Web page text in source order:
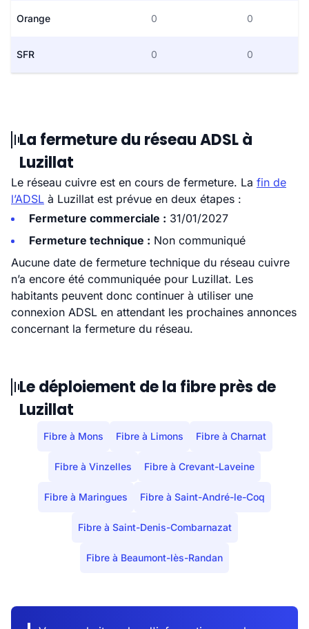
Orange 0 0
SFR 0 0
La fermeture du réseau ADSL à
Luzillat
Le réseau cuivre est en cours de fermeture. La fin de
l’ADSL à Luzillat est prévue en deux étapes :
Fermeture commerciale : 31/01/2027
Fermeture technique : Non communiqué
Aucune date de fermeture technique du réseau cuivre
n’a encore été communiquée pour Luzillat. Les
habitants peuvent donc continuer à utiliser une
connexion ADSL en attendant les prochaines annonces
concernant la fermeture du réseau.
Le déploiement de la fibre près de
Luzillat
Fibre à Mons Fibre à Limons Fibre à Charnat
Fibre à Vinzelles Fibre à Crevant-Laveine
Fibre à Maringues Fibre à Saint-André-le-Coq
Fibre à Saint-Denis-Combarnazat
Fibre à Beaumont-lès-Randan